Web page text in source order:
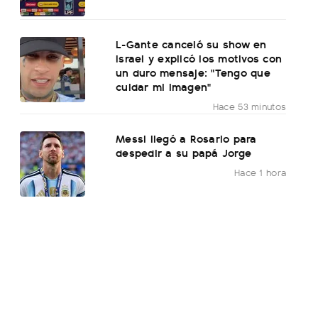
L-Gante canceló su show en
Israel y explicó los motivos con
un duro mensaje: "Tengo que
cuidar mi imagen"
Hace 53 minutos
Messi llegó a Rosario para
despedir a su papá Jorge
Hace 1 hora